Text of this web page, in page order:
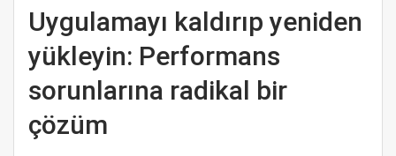
Uygulamayı kaldırıp yeniden
yükleyin: Performans
sorunlarına radikal bir
çözüm